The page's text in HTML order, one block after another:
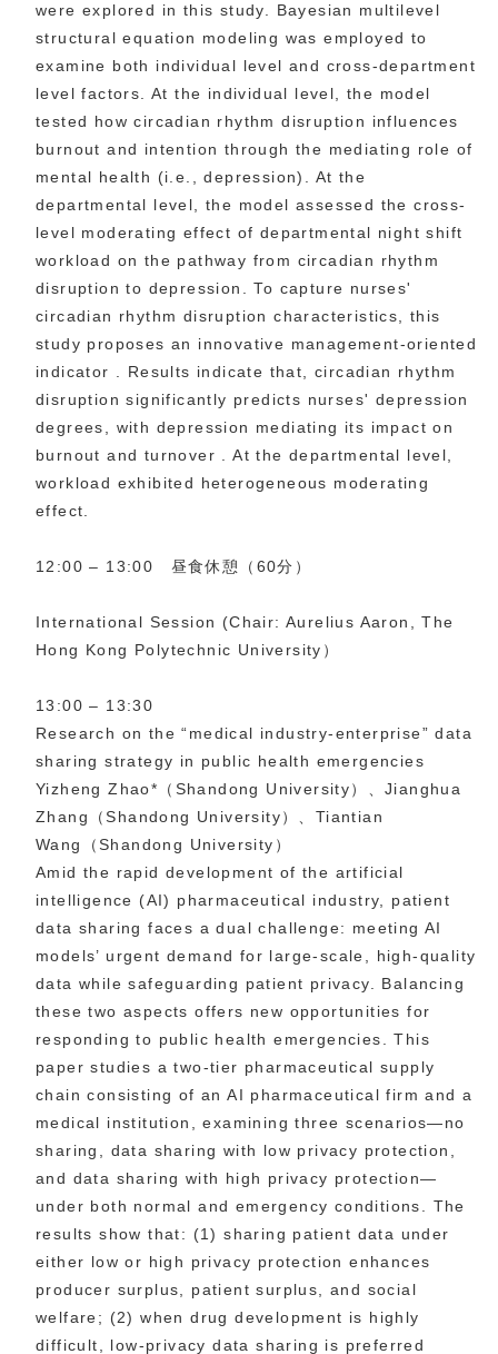
were explored in this study. Bayesian multilevel
structural equation modeling was employed to
examine both individual level and cross-department
level factors. At the individual level, the model
tested how circadian rhythm disruption influences
burnout and intention through the mediating role of
mental health (i.e., depression). At the
departmental level, the model assessed the cross-
level moderating effect of departmental night shift
workload on the pathway from circadian rhythm
disruption to depression. To capture nurses'
circadian rhythm disruption characteristics, this
study proposes an innovative management-oriented
indicator . Results indicate that, circadian rhythm
disruption significantly predicts nurses' depression
degrees, with depression mediating its impact on
burnout and turnover . At the departmental level,
workload exhibited heterogeneous moderating
effect.
12:00 – 13:00 昼食休憩（60分）
International Session (Chair: Aurelius Aaron, The
Hong Kong Polytechnic University）
13:00 – 13:30
Research on the “medical industry-enterprise” data
sharing strategy in public health emergencies
Yizheng Zhao*（Shandong University）、Jianghua
Zhang（Shandong University）、Tiantian
Wang（Shandong University）
Amid the rapid development of the artificial
intelligence (AI) pharmaceutical industry, patient
data sharing faces a dual challenge: meeting AI
models’ urgent demand for large-scale, high-quality
data while safeguarding patient privacy. Balancing
these two aspects offers new opportunities for
responding to public health emergencies. This
paper studies a two-tier pharmaceutical supply
chain consisting of an AI pharmaceutical firm and a
medical institution, examining three scenarios—no
sharing, data sharing with low privacy protection,
and data sharing with high privacy protection—
under both normal and emergency conditions. The
results show that: (1) sharing patient data under
either low or high privacy protection enhances
producer surplus, patient surplus, and social
welfare; (2) when drug development is highly
difficult, low-privacy data sharing is preferred